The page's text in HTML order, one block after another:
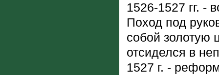
1526-1527 гг. -
Поход под
собой золотую
отсиделся в
1527 г. -